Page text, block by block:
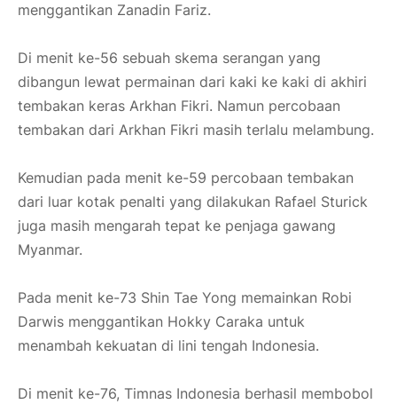
menggantikan Zanadin Fariz.
Di menit ke-56 sebuah skema serangan yang
dibangun lewat permainan dari kaki ke kaki di akhiri
tembakan keras Arkhan Fikri. Namun percobaan
tembakan dari Arkhan Fikri masih terlalu melambung.
Kemudian pada menit ke-59 percobaan tembakan
dari luar kotak penalti yang dilakukan Rafael Sturick
juga masih mengarah tepat ke penjaga gawang
Myanmar.
Pada menit ke-73 Shin Tae Yong memainkan Robi
Darwis menggantikan Hokky Caraka untuk
menambah kekuatan di lini tengah Indonesia.
Di menit ke-76, Timnas Indonesia berhasil membobol